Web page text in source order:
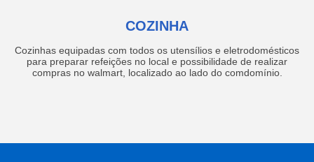
COZINHA
Cozinhas equipadas com todos os utensílios e eletrodomésticos
para preparar refeições no local e possibilidade de realizar
compras no walmart, localizado ao lado do comdomínio.